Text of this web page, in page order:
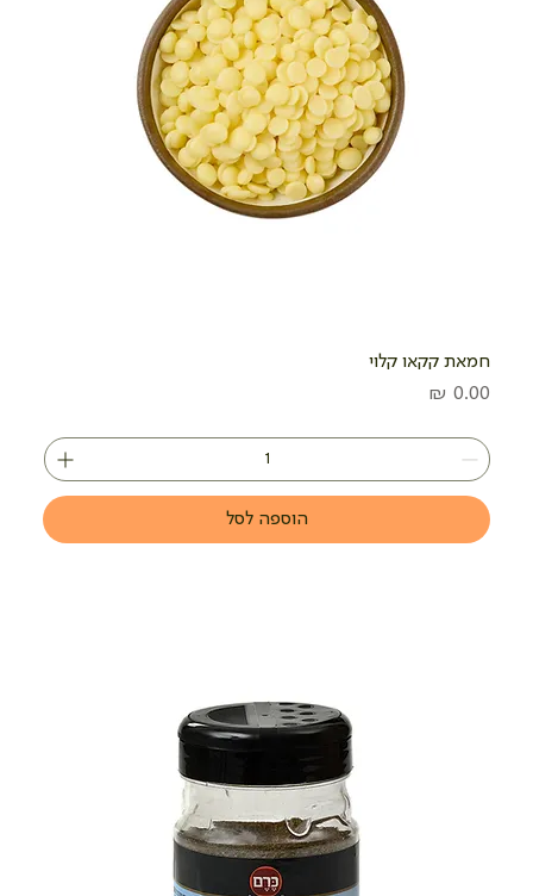
חמאת קקאו קלוי
מחיר
הוספה לסל